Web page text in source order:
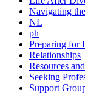
Navigating
NL
ph
Preparing for
Relationships
Resources
Seeking
Support